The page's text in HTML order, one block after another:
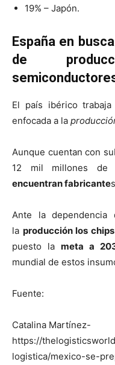
19% – Japón.
España en
de
El país ibérico
enfocada a la
Aunque cuentan con
12 mil millones de
encuentran fabricante
Ante la
la producción los
puesto lameta a
mundial de estos
Fuente:
Catalina Martínez-
https://
logistica/mexico-se-